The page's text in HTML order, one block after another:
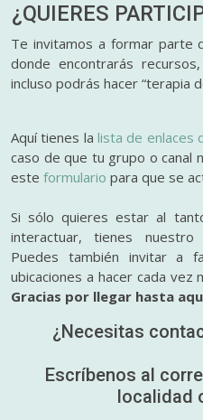
¿QUIERES
Te invitamos a formar parte
donde encontrarás
incluso podrás hacer “terapia
Aquí tienes lalista de enlaces
caso de que tu grupo o canal
este formulario para que se
Si sólo quieres estar al
interactuar, tienes nuestro
Puedes también invitar a
ubicaciones a hacer cada
Gracias por llegar hasta
¿Necesitas
Escríbenos al
localidad